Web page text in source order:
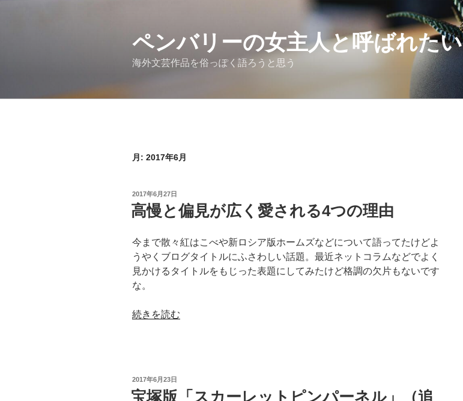
ペンバリーの女主人と呼ばれたい
海外文芸作品を俗っぽく語ろうと思う
月: 2017年6月
投
稿
日:
2017年6月27日
高慢と偏見が広く愛される4つの理由
今まで散々紅はこべや新ロシア版ホームズなどについて語ってたけどよ
うやくブログタイトルにふさわしい話題。最近ネットコラムなどでよく
見かけるタイトルをもじった表題にしてみたけど格調の欠片もないです
な。
“高
が
続きを読む
投
稿
日:
2017年6月23日
宝塚版「スカーレットピンパーネル」（追